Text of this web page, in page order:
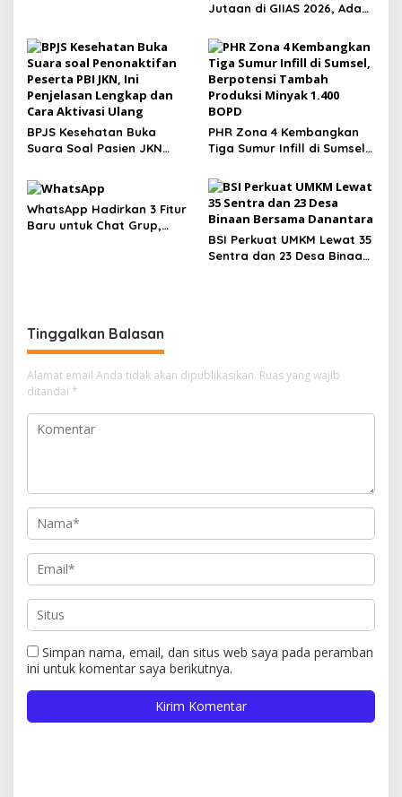
s
Jutaan di GIIAS 2026, Ada
BPJS Kesehatan Buka
Suara Soal Pasien JKN
Kamar, Tegaskan Peserta
Berhak Dilayani
PHR Zona 4 Kembangkan
Tiga Sumur Infill di Sumsel,
Produksi Minyak 1.400 BOPD
WhatsApp Hadirkan 3 Fitur
Baru untuk Chat Grup,
BSI Perkuat UMKM Lewat 35
Sentra dan 23 Desa Binaan
Tinggalkan Balasan
Alamat email Anda tidak akan dipublikasikan. Ruas yang wajib
ditandai *
Simpan nama, email, dan situs web saya pada peramban
ini untuk komentar saya berikutnya.